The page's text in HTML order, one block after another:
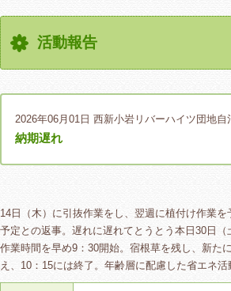
活動報告
2026年06月01日 西新小岩リバーハイツ団地自
納期遅れ
14日（木）に引抜作業をし、翌週に植付け作業
予定との返事。遅れに遅れてとうとう本日30日
作業時間を早め9：30開始。宿根草を残し、新た
え、10：15には終了。年齢層に配慮した省エネ活